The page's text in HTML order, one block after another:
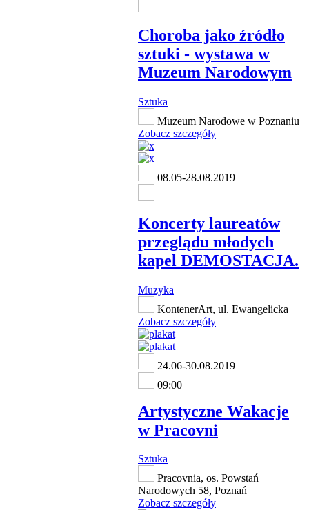
Choroba jako źródło
sztuki - wystawa w
Muzeum Narodowym
Sztuka
Muzeum Narodowe w Poznaniu
Zobacz szczegóły
08.05-28.08.2019
Koncerty laureatów
przeglądu młodych
kapel DEMOSTACJA.
Muzyka
KontenerArt, ul. Ewangelicka
Zobacz szczegóły
24.06-30.08.2019
09:00
Artystyczne Wakacje
w Pracovni
Sztuka
Pracovnia, os. Powstań
Narodowych 58, Poznań
Zobacz szczegóły